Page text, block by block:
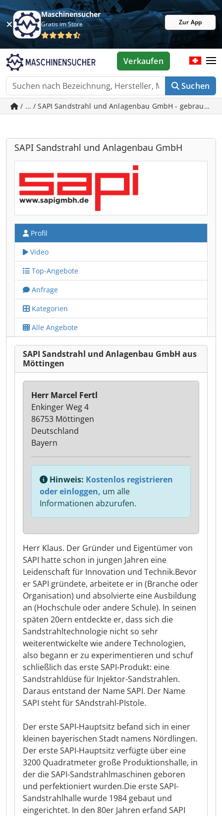
Maschinensucher
Gratis im Store Zur App
Suchen
Verkaufen
/ ... / SAPI Sandstrahl und Anlagenbau GmbH -
SAPI Sandstrahl und Anlagenbau GmbH
Profil
Video
Top-Angebote
Anfrage
Kategorien
Alle Angebote
SAPI Sandstrahl und Anlagenbau GmbH aus
Möttingen
Herr Klaus. Der Gründer und Eigentümer von
SAPI hatte schon in jungen Jahren eine
Leidenschaft für Innovation und Technik.Bevor
er SAPI gründete, arbeitete er in (Branche oder
Organisation) und absolvierte eine Ausbildung
an (Hochschule oder andere Schule). In seinen
späten 20ern entdeckte er, dass sich die
Sandstrahltechnologie nicht so sehr
weiterentwickelte wie andere Technologien,
also begann er zu experimentieren und schuf
schließlich das erste SAPI-Produkt: eine
Sandstrahldüse für Injektor-Sandstrahlen.
Daraus entstand der Name SAPI. Der Name
SAPI steht für SAndstrahl-PIstole.
Der erste SAPI-Hauptsitz befand sich in einer
kleinen bayerischen Stadt namens Nördlingen.
Der erste SAPI-Hauptsitz verfügte über eine
3200 Quadratmeter große Produktionshalle, in
der die SAPI-Sandstrahlmaschinen geboren
und perfektioniert wurden.Die erste SAPI-
Sandstrahlhalle wurde 1984 gebaut und
eingerichtet. In den 80er Jahren erfand SAPI
Herr Marcel Fertl
Enkinger Weg 4
86753 Möttingen
Deutschland
Bayern
Hinweis: Kostenlos registrieren
oder einloggen, um alle
Informationen abzurufen.